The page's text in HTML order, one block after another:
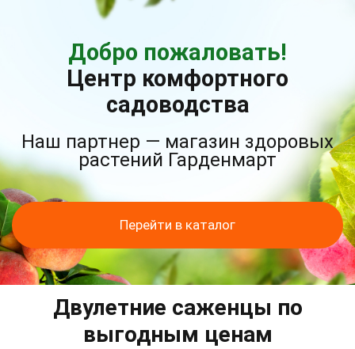
Добро пожаловать!
Центр комфортного
садоводства
Наш партнер — магазин здоровых
растений Гарденмарт
Перейти в каталог
Двулетние саженцы по
выгодным ценам